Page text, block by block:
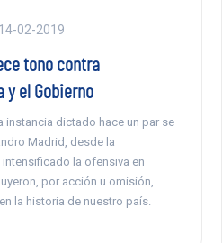
14-02-2019
tono contra
y el Gobierno
instancia dictado hace un par se
Madrid, desde la
la ofensiva en
por acción u omisión,
la historia de nuestro país.